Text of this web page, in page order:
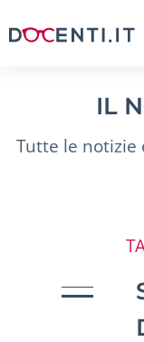
IL
Tutte le notizie